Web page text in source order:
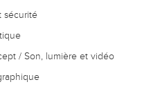
sécurité
/ Son, lumière et vidéo